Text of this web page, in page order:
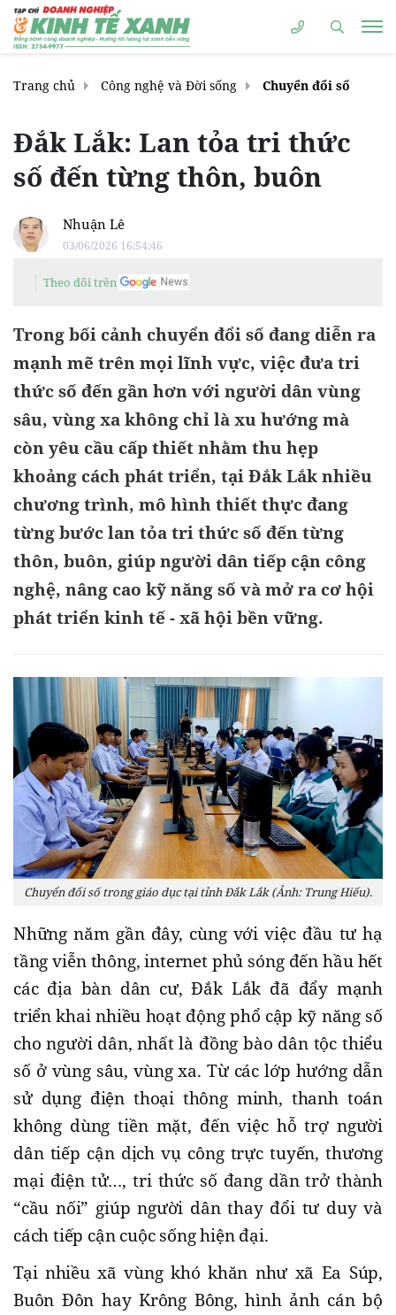
Trang chủ Công nghệ và Đời sống Chuyển đổi số
Đắk Lắk: Lan tỏa tri thức
số đến từng thôn, buôn
Nhuận Lê
03/06/2026 16:54:46
Theo dõi trên
Trong bối cảnh chuyển đổi số đang diễn ra
mạnh mẽ trên mọi lĩnh vực, việc đưa tri
thức số đến gần hơn với người dân vùng
sâu, vùng xa không chỉ là xu hướng mà
còn yêu cầu cấp thiết nhằm thu hẹp
khoảng cách phát triển, tại Đắk Lắk nhiều
chương trình, mô hình thiết thực đang
từng bước lan tỏa tri thức số đến từng
thôn, buôn, giúp người dân tiếp cận công
nghệ, nâng cao kỹ năng số và mở ra cơ hội
phát triển kinh tế - xã hội bền vững.
Chuyển đổi số trong giáo dục tại tỉnh Đắk Lắk (Ảnh: Trung Hiếu).
Những năm gần đây, cùng với việc đầu tư hạ
tầng viễn thông, internet phủ sóng đến hầu hết
các địa bàn dân cư, Đắk Lắk đã đẩy mạnh
triển khai nhiều hoạt động phổ cập kỹ năng số
cho người dân, nhất là đồng bào dân tộc thiểu
số ở vùng sâu, vùng xa. Từ các lớp hướng dẫn
sử dụng điện thoại thông minh, thanh toán
không dùng tiền mặt, đến việc hỗ trợ người
dân tiếp cận dịch vụ công trực tuyến, thương
mại điện tử…, tri thức số đang dần trở thành
“cầu nối” giúp người dân thay đổi tư duy và
cách tiếp cận cuộc sống hiện đại.
Tại nhiều xã vùng khó khăn như xã Ea Súp,
Buôn Đôn hay Krông Bông, hình ảnh cán bộ